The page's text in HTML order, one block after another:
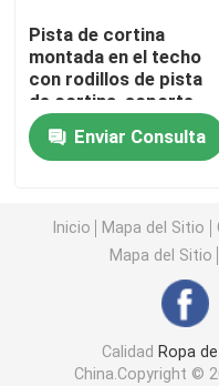
2dos bolsos de mano
Bolsos de lujo de
Zapatos usados
Trajes Casuales De
Camisas para
Pista de cortina
montada en el techo
con rodillos de pista
de cortina, soporte
lateral soporte
superiorEnviar Consulta
Inicio Mapa del Sitio
Mapa del Sitio
Calidad Ropa
China.Copyright ©